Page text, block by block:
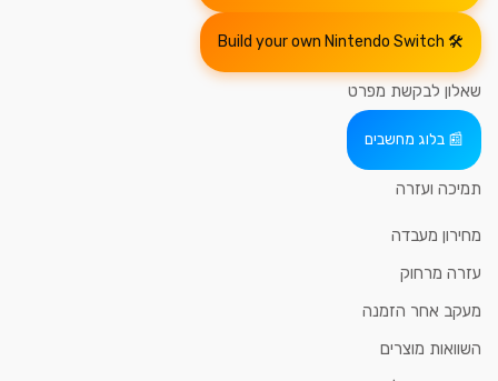
Build your own Nintendo Switch
שאלון לבקשת מפרט
בלוג מחשבים
תמיכה ועזרה
מחירון מעבדה
עזרה מרחוק
מעקב אחר הזמנה
השוואות מוצרים